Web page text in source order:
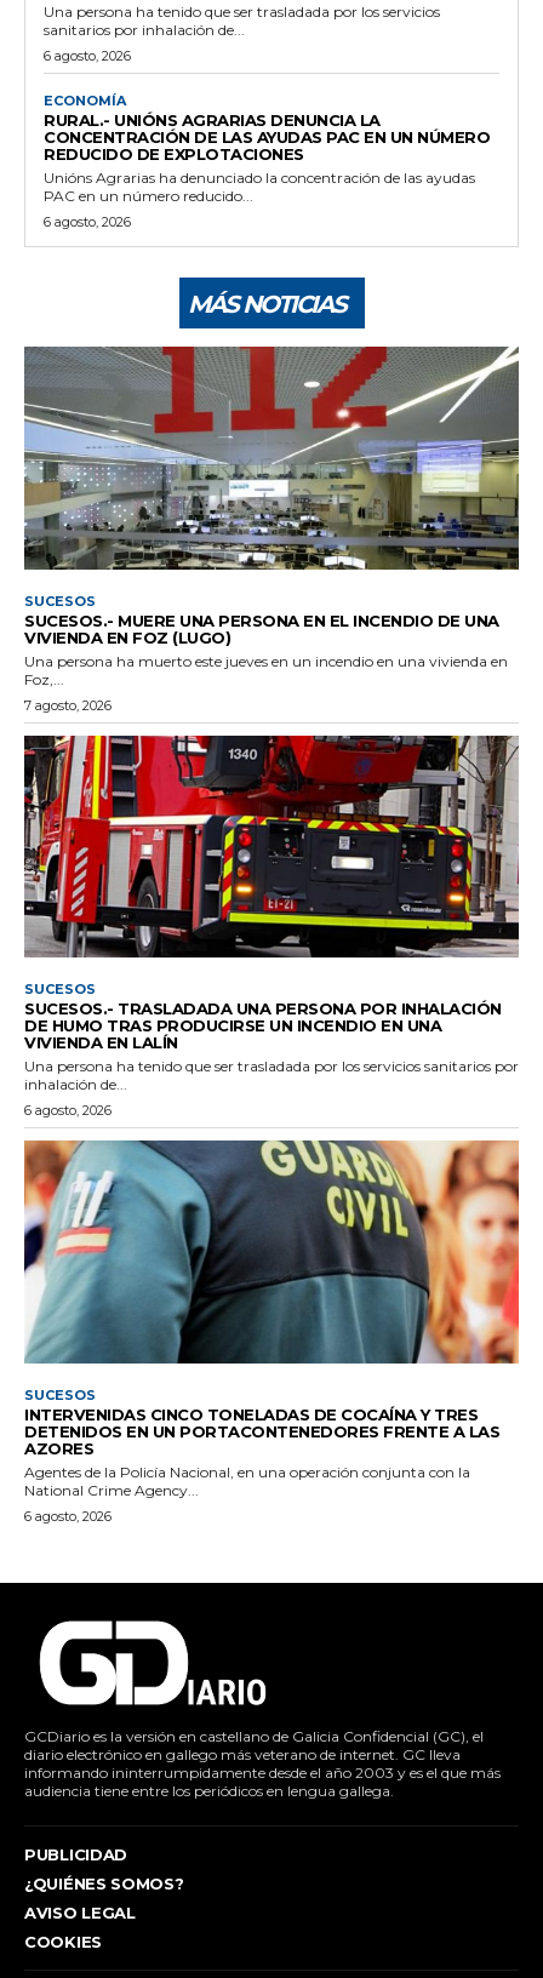
Una persona ha tenido que ser trasladada por los servicios
sanitarios por inhalación de...
6 agosto, 2026
ECONOMÍA
RURAL.- UNIÓNS AGRARIAS DENUNCIA LA
CONCENTRACIÓN DE LAS AYUDAS PAC EN UN NÚMERO
REDUCIDO DE EXPLOTACIONES
Unións Agrarias ha denunciado la concentración de las ayudas
PAC en un número reducido...
6 agosto, 2026
MÁS NOTICIAS
SUCESOS
SUCESOS.- MUERE UNA PERSONA EN EL INCENDIO DE UNA
VIVIENDA EN FOZ (LUGO)
Una persona ha muerto este jueves en un incendio en una vivienda en
Foz,...
7 agosto, 2026
SUCESOS
SUCESOS.- TRASLADADA UNA PERSONA POR INHALACIÓN
DE HUMO TRAS PRODUCIRSE UN INCENDIO EN UNA
VIVIENDA EN LALÍN
Una persona ha tenido que ser trasladada por los servicios sanitarios por
inhalación de...
6 agosto, 2026
SUCESOS
INTERVENIDAS CINCO TONELADAS DE COCAÍNA Y TRES
DETENIDOS EN UN PORTACONTENEDORES FRENTE A LAS
AZORES
Agentes de la Policía Nacional, en una operación conjunta con la
National Crime Agency...
6 agosto, 2026
GCDiario es la versión en castellano de Galicia Confidencial (GC), el
diario electrónico en gallego más veterano de internet. GC lleva
informando ininterrumpidamente desde el año 2003 y es el que más
audiencia tiene entre los periódicos en lengua gallega.
PUBLICIDAD
¿QUIÉNES SOMOS?
AVISO LEGAL
COOKIES